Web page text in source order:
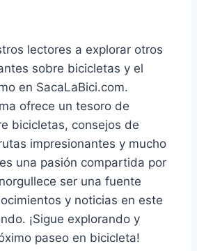
lectores a explorar otros
sobre bicicletas y el
en SacaLaBici.com.
ofrece un tesoro de
bicicletas, consejos de
impresionantes y mucho
una pasión compartida por
ser una fuente
y noticias en este
¡Sigue explorando y
paseo en bicicleta!